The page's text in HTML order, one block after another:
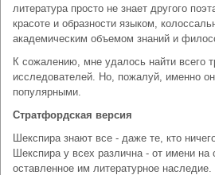
литература просто не знает другого
красоте и образности языком,
академическим объемом знаний и
К сожалению, мне удалось найти всего
исследователей. Но, пожалуй, именно
популярными.
Стратфордская версия
Шекспира знают все - даже те, кто
Шекспира у всех различна - от имени на
оставленное им литературное